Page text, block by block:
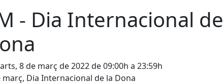
- Dia Internacional
8 de març de 2022 de 09:00h a 23:59h
març, Dia Internacional de la Dona